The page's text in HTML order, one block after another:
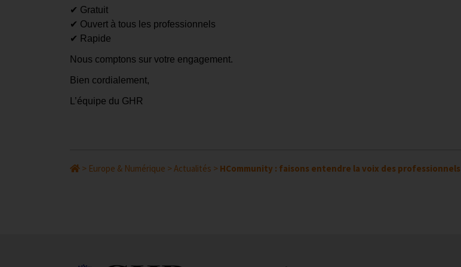
✔ Gratuit
✔ Ouvert à tous les professionnels
✔ Rapide
Nous comptons sur votre engagement.
Bien cordialement,
L’équipe du GHR
> Europe & Numérique >Actualités > HCommunity : faisons entendre la voix des professionnels